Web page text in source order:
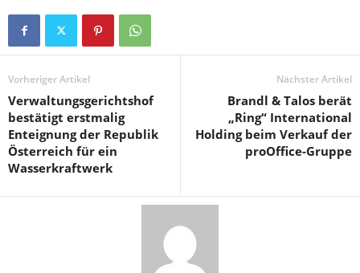
Vorheriger Artikel
Verwaltungsgerichtshof
bestätigt erstmalig
Enteignung der Republik
Österreich für ein
Wasserkraftwerk
Nächster Artikel
Brandl & Talos berät
„Ring“ International
Holding beim Verkauf der
proOffice-Gruppe